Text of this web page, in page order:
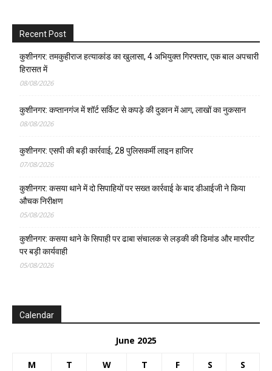
Recent Post
कुशीनगर: तमकुहीराज हत्याकांड का खुलासा, 4 अभियुक्त गिरफ्तार, एक बाल अपचारी
हिरासत में
08/08/2026
कुशीनगर: कप्तानगंज में शॉर्ट सर्किट से कपड़े की दुकान में आग, लाखों का नुकसान
08/08/2026
कुशीनगर: एसपी की बड़ी कार्रवाई, 28 पुलिसकर्मी लाइन हाजिर
07/08/2026
कुशीनगर: कसया थाने में दो सिपाहियों पर सख्त कार्रवाई के बाद डीआईजी ने किया
औचक निरीक्षण
05/08/2026
कुशीनगर: कसया थाने के सिपाही पर ढाबा संचालक से लड़की की डिमांड और मारपीट
पर बड़ी कार्यवाही
05/08/2026
Calendar
June 2025
M T W T F S S